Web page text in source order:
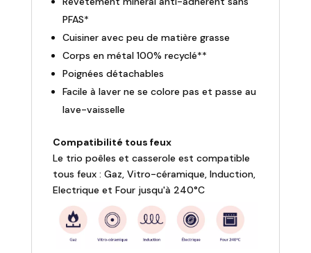
PFAS*
Cuisiner avec peu de matière grasse
Corps en métal 100% recyclé**
Poignées détachables
Facile à laver ne se colore pas et passe au
lave-vaisselle
Compatibilité tous feux
Le trio poêles et casserole est compatible
tous feux : Gaz, Vitro-céramique, Induction,
Electrique et Four jusqu'à 240°C